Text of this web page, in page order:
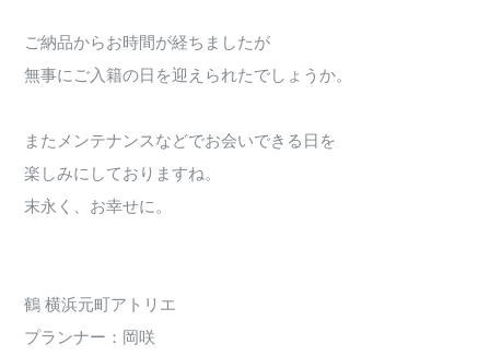
ご納品からお時間が経ちましたが
無事にご入籍の日を迎えられたでしょうか。
またメンテナンスなどでお会いできる日を
楽しみにしておりますね。
末永く、お幸せに。
鶴 横浜元町アトリエ
プランナー：岡咲